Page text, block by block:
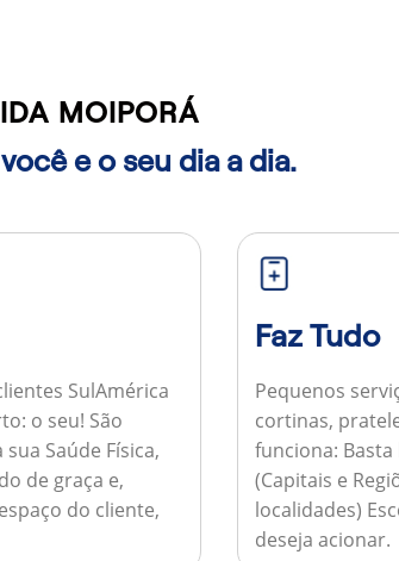
MOIPORÁ
e o seu dia a dia.
SulAmérica
o seu! São
Saúde Física,
de graça e,
do cliente,
Faz Tudo
Pequenos
cortinas,
funciona:
(Capitais e
localidades)
deseja acionar.